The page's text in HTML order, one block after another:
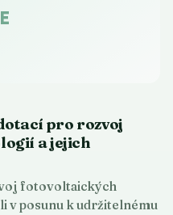
pro rozvoj
a jejich
fotovoltaických
posunu k udržitelnému